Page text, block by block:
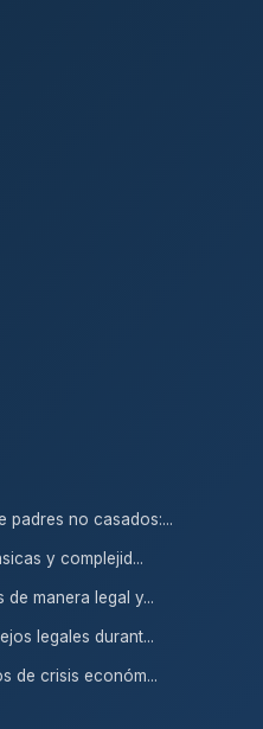
padres no casados:...
y complejid...
manera legal y...
legales durant...
de crisis económ...